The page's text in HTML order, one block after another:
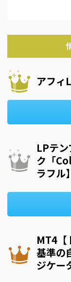
アフィ
LPテ
ク「
ラフル】
MT4【
基準の
ジケー